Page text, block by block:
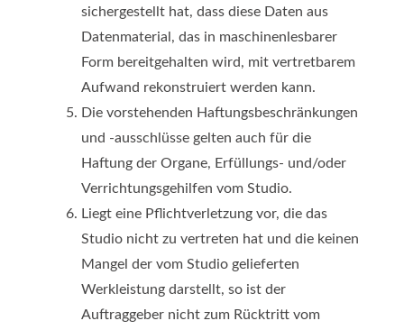
sichergestellt hat, dass diese Daten aus
Datenmaterial, das in maschinenlesbarer
Form bereitgehalten wird, mit vertretbarem
Aufwand rekonstruiert werden kann.
Die vorstehenden Haftungsbeschränkungen
und -ausschlüsse gelten auch für die
Haftung der Organe, Erfüllungs- und/oder
Verrichtungsgehilfen vom Studio.
Liegt eine Pflichtverletzung vor, die das
Studio nicht zu vertreten hat und die keinen
Mangel der vom Studio gelieferten
Werkleistung darstellt, so ist der
Auftraggeber nicht zum Rücktritt vom